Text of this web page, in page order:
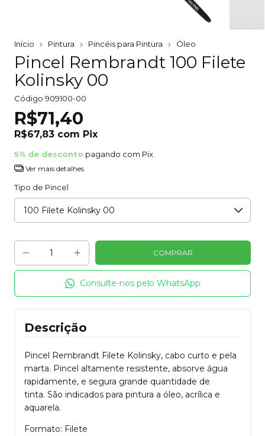
Início Pintura Pincéis para Pintura Óleo
Pincel Rembrandt 100 Filete
Kolinsky 00
Código 909100-00
R$71,40
R$67,83 com Pix
5% de desconto pagando com Pix
Ver mais detalhes
Tipo de Pincel
Consulte-nos pelo WhatsApp
Descrição
Pincel Rembrandt Filete Kolinsky, cabo curto e pela
marta. Pincel altamente resistente, absorve água
rapidamente, e segura grande quantidade de
tinta. São indicados para pintura a óleo, acrílica e
aquarela.
Formato: Filete